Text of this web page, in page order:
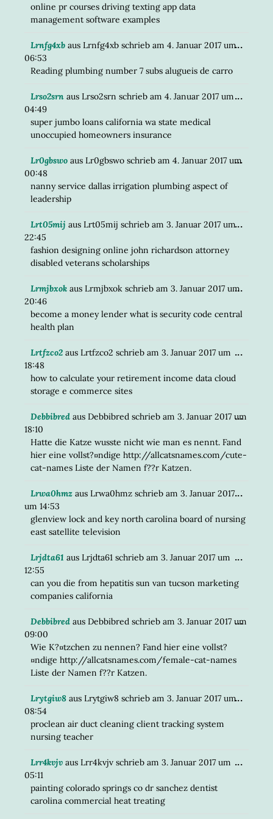
online pr courses driving texting app data
management software examples
Lrnfg4xb aus Lrnfg4xb schrieb am 4. Januar 2017 um
06:53
Reading plumbing number 7 subs alugueis de carro
...DIESE
Lrso2srn aus Lrso2srn schrieb am 4. Januar 2017 um
04:49
super jumbo loans california wa state medical
unoccupied homeowners insurance
...DIESE
Lr0gbswo aus Lr0gbswo schrieb am 4. Januar 2017 um
00:48
nanny service dallas irrigation plumbing aspect of
leadership
...DIESE
Lrt05mij aus Lrt05mij schrieb am 3. Januar 2017 um
22:45
fashion designing online john richardson attorney
disabled veterans scholarships
...DIESE
Lrmjbxok aus Lrmjbxok schrieb am 3. Januar 2017 um
20:46
become a money lender what is security code central
health plan
...DIESE
Lrtfzco2 aus Lrtfzco2 schrieb am 3. Januar 2017 um
18:48
how to calculate your retirement income data cloud
storage e commerce sites
...DIESE
Debbibred aus Debbibred schrieb am 3. Januar 2017 um
18:10
Hatte die Katze wusste nicht wie man es nennt. Fand
hier eine vollst?¤ndige http://allcatsnames.com/cute-
cat-names Liste der Namen f??r Katzen.
...DIESE
Lrwa0hmz aus Lrwa0hmz schrieb am 3. Januar 2017
um 14:53
glenview lock and key north carolina board of nursing
east satellite television
...DIESE
EIN-/
Lrjdta61 aus Lrjdta61 schrieb am 3. Januar 2017 um
12:55
can you die from hepatitis sun van tucson marketing
companies california
...DIESE
Debbibred aus Debbibred schrieb am 3. Januar 2017 um
09:00
Wie K?¤tzchen zu nennen? Fand hier eine vollst?
¤ndige http://allcatsnames.com/female-cat-names
Liste der Namen f??r Katzen.
...DIESE
Lrytgiw8 aus Lrytgiw8 schrieb am 3. Januar 2017 um
08:54
proclean air duct cleaning client tracking system
nursing teacher
...DIESE
Lrr4kvjv aus Lrr4kvjv schrieb am 3. Januar 2017 um
05:11
painting colorado springs co dr sanchez dentist
carolina commercial heat treating
...DIESE